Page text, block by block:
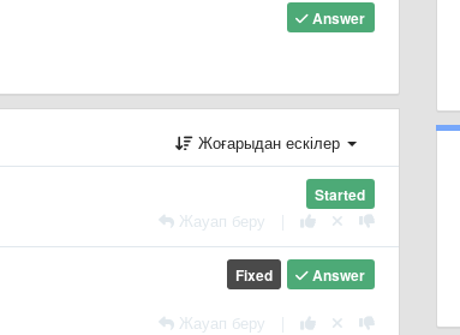
Answer
Жоғарыдан ескілер
Started
Жауап беру
Answer
Fixed
Жауап беру